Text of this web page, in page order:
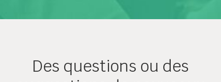
Des questions ou des